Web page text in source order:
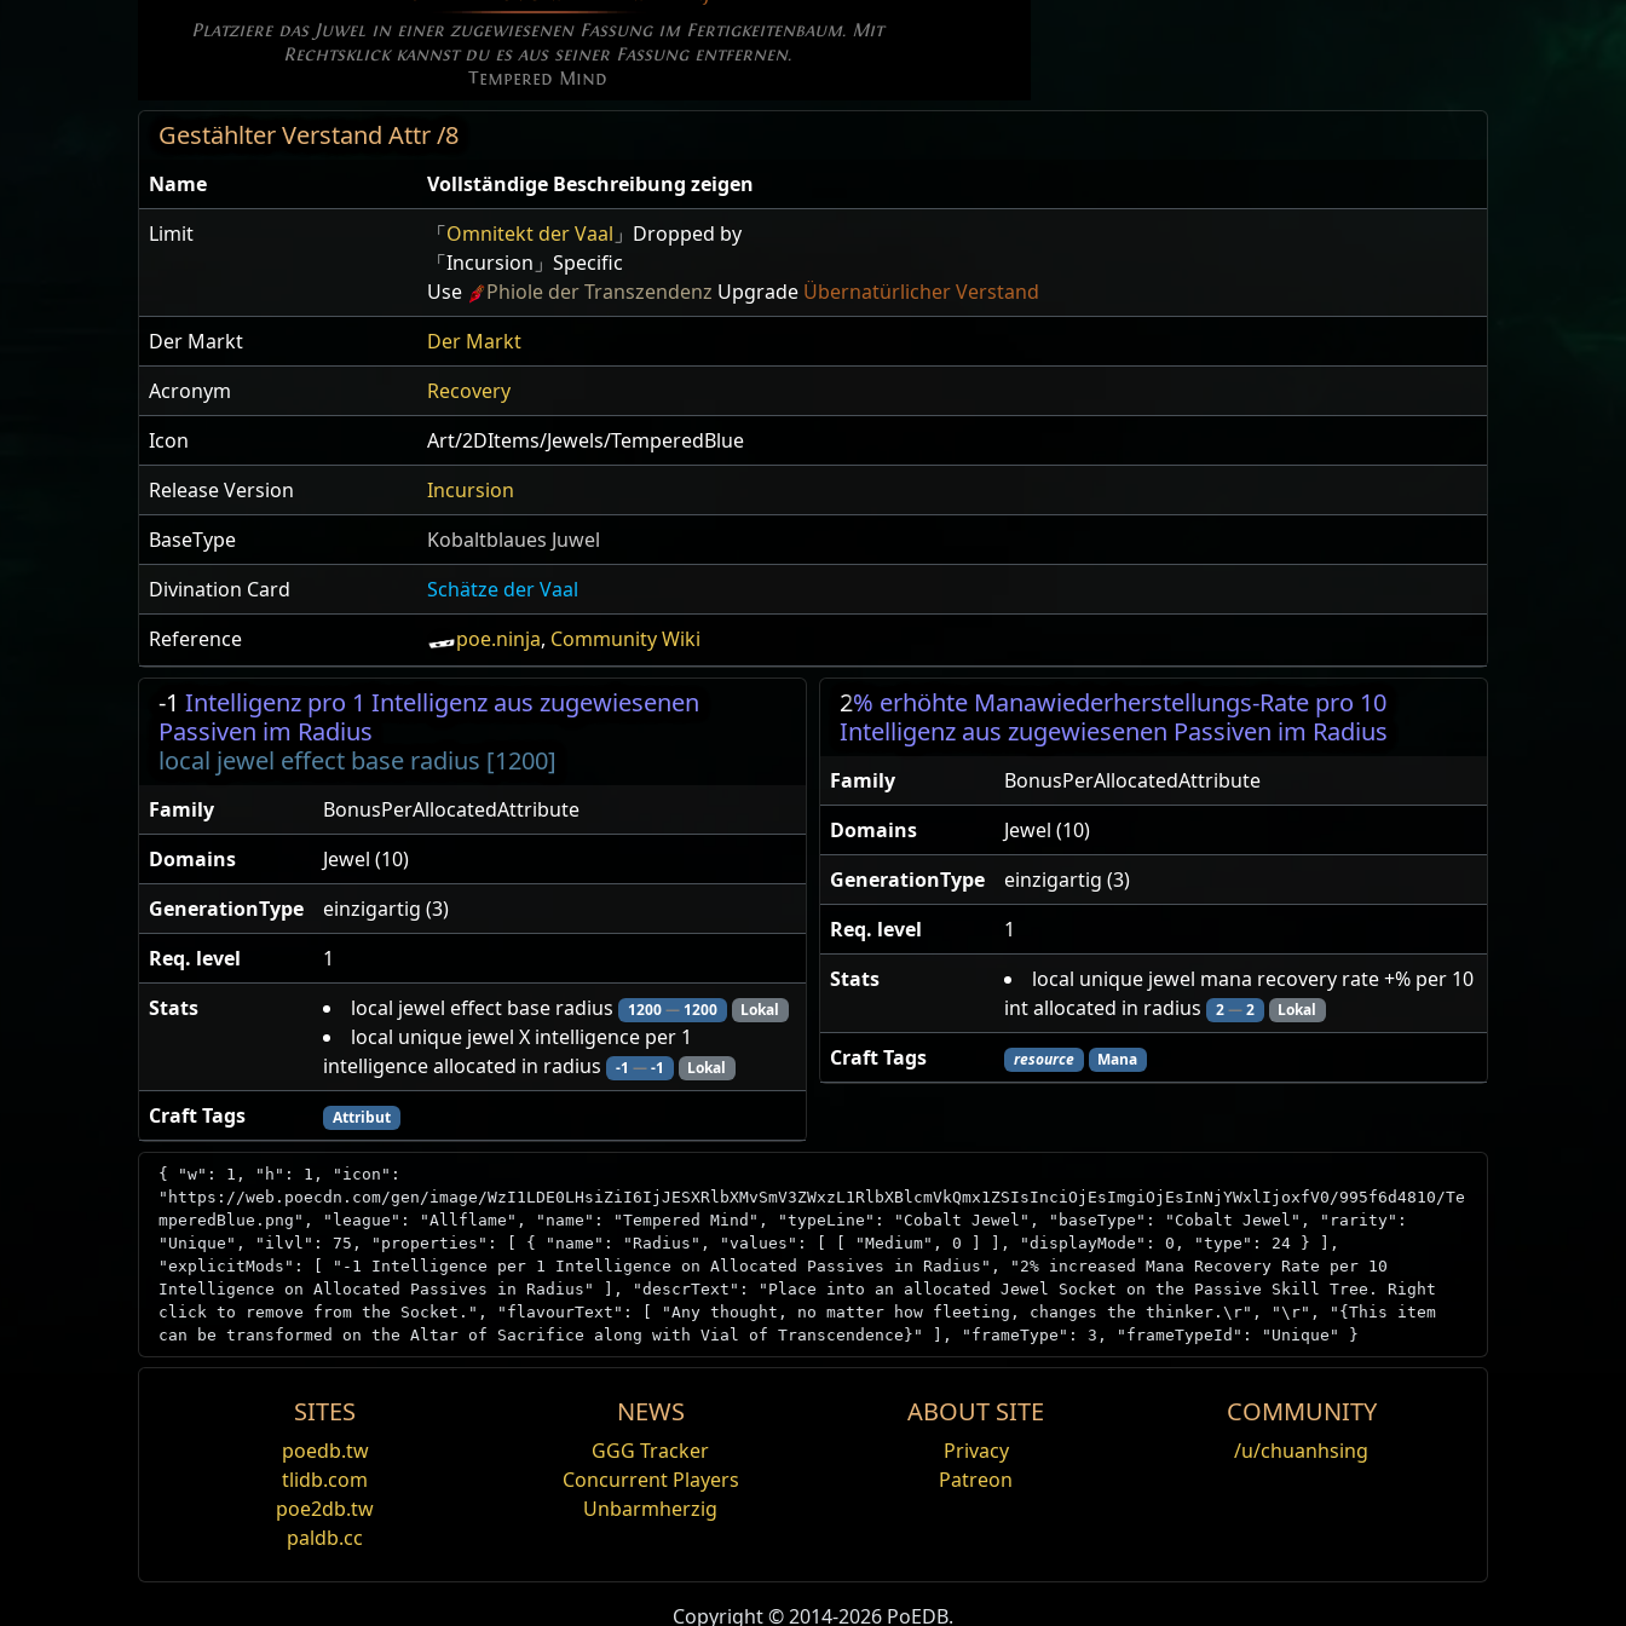
Platziere das Juwel in einer zugewiesenen Fassung im Fertigkeitenbaum. Mit
Rechtsklick kannst du es aus seiner Fassung entfernen.
Tempered Mind
Gestählter Verstand Attr /8
Name
Vollständige Beschreibung zeigen
Limit
「Omnitekt der Vaal 」Dropped by
「Incursion」Specific
Use
Phiole der Transzendenz Upgrade Übernatürlicher Verstand
Der Markt
Der Markt
Acronym
Recovery
Icon
Art/2DItems/Jewels/TemperedBlue
Release Version
Incursion
BaseType
Kobaltblaues Juwel
Divination Card
Schätze der Vaal
Reference
poe.ninja, Community Wiki
-1 Intelligenz pro 1 Intelligenz aus zugewiesenen
Passiven im Radius
local jewel effect base radius [1200]
Family
BonusPerAllocatedAttribute
Domains
Jewel (10)
GenerationType
einzigartig (3)
Req. level
1
Stats
local jewel effect base radius 1200—1200 Lokal
local unique jewel X intelligence per 1
intelligence allocated in radius
-1 —-1 Lokal
Craft Tags Attribut
2% erhöhte Manawiederherstellungs-Rate pro 10
Intelligenz aus zugewiesenen Passiven im Radius
Family
BonusPerAllocatedAttribute
Domains
Jewel (10)
GenerationType
einzigartig (3)
Req. level
1
Stats
local unique jewel mana recovery rate +% per 10
int allocated in radius
2—2 Lokal
Craft Tags resource Mana
{ "w": 1, "h": 1, "icon":
"https://web.poecdn.com/gen/image/WzI1LDE0LHsiZiI6IjJESXRlbXMvSmV3ZWxzL1RlbXBlcmVkQmx1ZSIsInciOjEsImgiOjEsInNjYWxlIjoxfV0/995f6d4810/Te
mperedBlue.png", "league": "Allflame", "name": "Tempered Mind", "typeLine": "Cobalt Jewel", "baseType": "Cobalt Jewel", "rarity":
"Unique", "ilvl": 75, "properties": [ { "name": "Radius", "values": [ [ "Medium", 0 ] ], "displayMode": 0, "type": 24 } ],
"explicitMods": [ "-1 Intelligence per 1 Intelligence on Allocated Passives in Radius", "2% increased Mana Recovery Rate per 10
Intelligence on Allocated Passives in Radius" ], "descrText": "Place into an allocated Jewel Socket on the Passive Skill Tree. Right
click to remove from the Socket.", "flavourText": [ "Any thought, no matter how fleeting, changes the thinker.\r", "\r", " {This item
can be transformed on the Altar of Sacrifice along with Vial of Transcendence}" ], "frameType": 3, "frameTypeId": "Unique" }
Apex des Aufstiegs Recipe /1
在穿越的神廟三階房Apex des Aufstiegs出現的獻祭祭壇，同時放入兩個祭品才可以升級
Dein Angebot
Ingredient
Gestählter Verstand
Phiole der Transzendenz
Schätze der Vaal
Tempered Mind
Item acquisition
Tempered Mind can only be obtained from
SITES
poedb.tw
tlidb.com
poe2db.tw
paldb.cc
NEWS
GGG Tracker
Concurrent Players
Unbarmherzig
ABOUT SITE
Privacy
Patreon
COMMUNITY
/u/chuanhsing
Copyright © 2014-2026 PoEDB.